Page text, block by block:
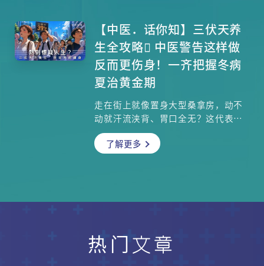
【中医．话你知】三伏天养
生全攻略 中医警告这样做
反而更伤身！一齐把握冬病
夏治黄金期
走在街上就像置身大型桑拿房，动不
动就汗流浃背、胃口全无？这代表一
年中最考验身体的「三伏天」来了！
狂灌冻饮、冷气开到20度直吹，真的
旺、最适合调理体质的黄金期。本文
家的精准食疗与生活指南，教你轻松
打造不易生病的抗病体质，安然度过
了解更多
热门文章